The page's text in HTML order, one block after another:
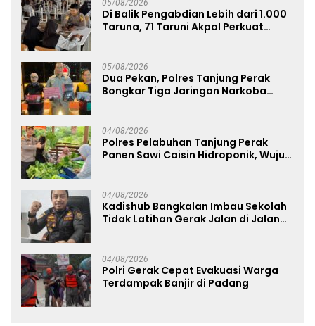
05/08/2026
Di Balik Pengabdian Lebih dari 1.000
Taruna, 71 Taruni Akpol Perkuat
05/08/2026
Dua Pekan, Polres Tanjung Perak
Bongkar Tiga Jaringan Narkoba
04/08/2026
Polres Pelabuhan Tanjung Perak
Panen Sawi Caisin Hidroponik, Wujud
04/08/2026
Kadishub Bangkalan Imbau Sekolah
Tidak Latihan Gerak Jalan di Jalan
04/08/2026
Polri Gerak Cepat Evakuasi Warga
Terdampak Banjir di Padang